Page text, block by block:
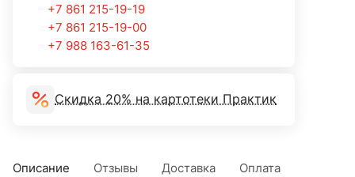
+7 861 215-19-19
+7 861 215-19-00
+7 988 163-61-35
Скидка 20% на картотеки Практик
Описание Отзывы Доставка Оплата